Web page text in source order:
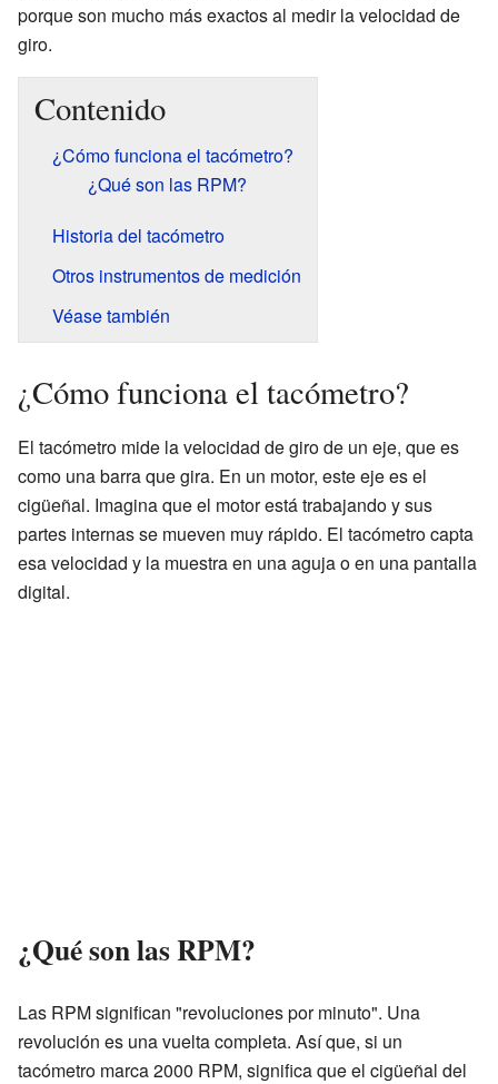
porque son mucho más exactos al medir la velocidad de
giro.
Contenido
¿Cómo funciona el tacómetro?
¿Qué son las RPM?
Historia del tacómetro
Otros instrumentos de medición
Véase también
¿Cómo funciona el tacómetro?
El tacómetro mide la velocidad de giro de un eje, que es
como una barra que gira. En un motor, este eje es el
cigüeñal. Imagina que el motor está trabajando y sus
partes internas se mueven muy rápido. El tacómetro capta
esa velocidad y la muestra en una aguja o en una pantalla
digital.
¿Qué son las RPM?
Las RPM significan "revoluciones por minuto". Una
revolución es una vuelta completa. Así que, si un
tacómetro marca 2000 RPM, significa que el cigüeñal del